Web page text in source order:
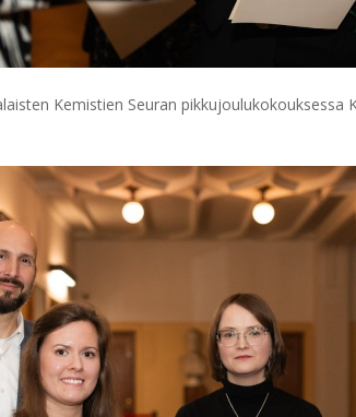
Kemistien Seuran pikkujoulukokouksessa